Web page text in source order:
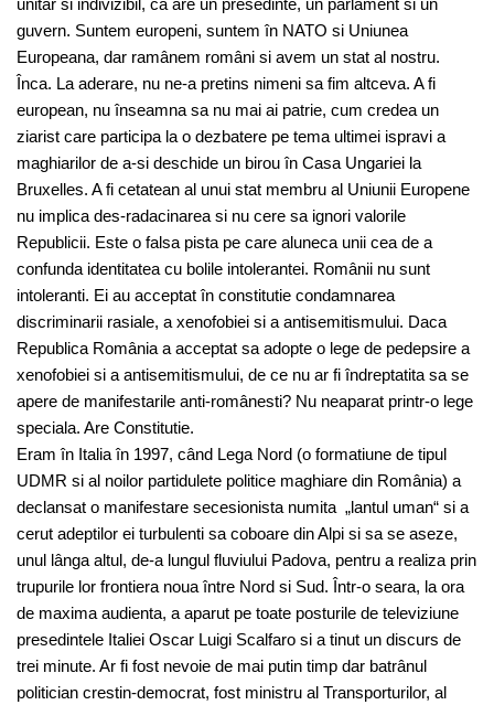
unitar si indivizibil, ca are un presedinte, un parlament si un
guvern. Suntem europeni, suntem în NATO si Uniunea
Europeana, dar ramânem români si avem un stat al nostru.
Înca. La aderare, nu ne-a pretins nimeni sa fim altceva. A fi
european, nu înseamna sa nu mai ai patrie, cum credea un
ziarist care participa la o dezbatere pe tema ultimei ispravi a
maghiarilor de a-si deschide un birou în Casa Ungariei la
Bruxelles. A fi cetatean al unui stat membru al Uniunii Europene
nu implica des-radacinarea si nu cere sa ignori valorile
Republicii. Este o falsa pista pe care aluneca unii cea de a
confunda identitatea cu bolile intolerantei. Românii nu sunt
intoleranti. Ei au acceptat în constitutie condamnarea
discriminarii rasiale, a xenofobiei si a antisemitismului. Daca
Republica România a acceptat sa adopte o lege de pedepsire a
xenofobiei si a antisemitismului, de ce nu ar fi îndreptatita sa se
apere de manifestarile anti-românesti? Nu neaparat printr-o lege
speciala. Are Constitutie.
Eram în Italia în 1997, când Lega Nord (o formatiune de tipul
UDMR si al noilor partidulete politice maghiare din România) a
declansat o manifestare secesionista numita „lantul uman“ si a
cerut adeptilor ei turbulenti sa coboare din Alpi si sa se aseze,
unul lânga altul, de-a lungul fluviului Padova, pentru a realiza prin
trupurile lor frontiera noua între Nord si Sud. Într-o seara, la ora
de maxima audienta, a aparut pe toate posturile de televiziune
presedintele Italiei Oscar Luigi Scalfaro si a tinut un discurs de
trei minute. Ar fi fost nevoie de mai putin timp dar batrânul
politician crestin-democrat, fost ministru al Transporturilor, al